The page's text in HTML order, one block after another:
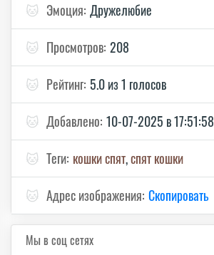
🐱 Эмоция: Дружелюбие
🐱 Просмотров: 208
🐱 Рейтинг: 5.0 из 1 голосов
🐱 Добавлено: 10-07-2025 в 17:51:58
🐱 Теги: кошки спят,спят кошки
🐱 Адрес изображения: Скопировать
Мы в соц сетях